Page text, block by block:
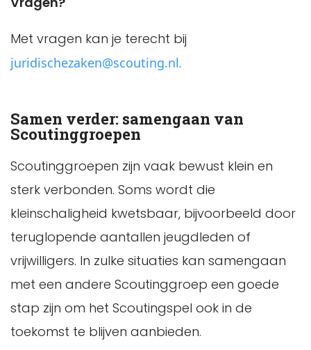
Met vragen kan je terecht bij
juridischezaken@scouting.nl.
Samen verder: samengaan van
Scoutinggroepen
Scoutinggroepen zijn vaak bewust klein en
sterk verbonden. Soms wordt die
kleinschaligheid kwetsbaar, bijvoorbeeld door
teruglopende aantallen jeugdleden of
vrijwilligers. In zulke situaties kan samengaan
met een andere Scoutinggroep een goede
stap zijn om het Scoutingspel ook in de
toekomst te blijven aanbieden.